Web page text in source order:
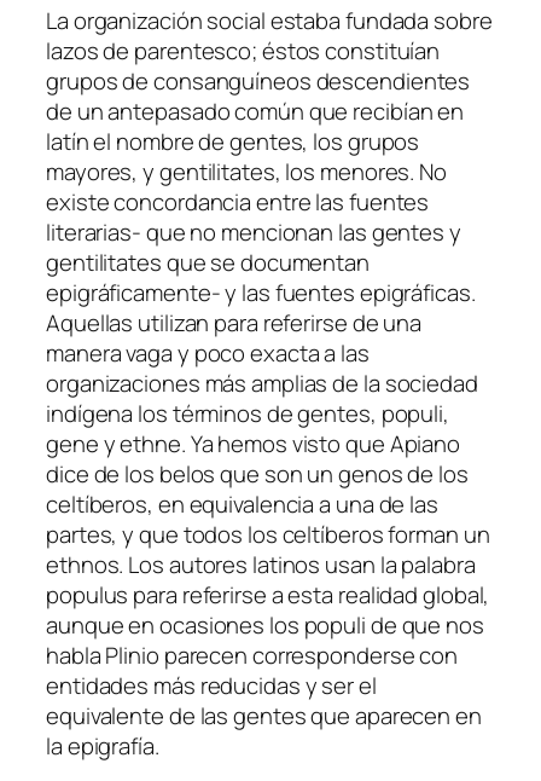
La organización social estaba fundada sobre
lazos de parentesco; éstos constituían
grupos de consanguíneos descendientes
de un antepasado común que recibían en
latín el nombre de gentes, los grupos
mayores, y gentilitates, los menores. No
existe concordancia entre las fuentes
literarias- que no mencionan las gentes y
gentilitates que se documentan
epigráficamente- y las fuentes epigráficas.
Aquellas utilizan para referirse de una
manera vaga y poco exacta a las
organizaciones más amplias de la sociedad
indígena los términos de gentes, populi,
gene y ethne. Ya hemos visto que Apiano
dice de los belos que son un genos de los
celtíberos, en equivalencia a una de las
partes, y que todos los celtíberos forman un
ethnos. Los autores latinos usan la palabra
populus para referirse a esta realidad global,
aunque en ocasiones los populi de que nos
habla Plinio parecen corresponderse con
entidades más reducidas y ser el
equivalente de las gentes que aparecen en
la epigrafía.